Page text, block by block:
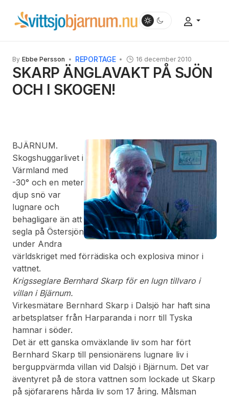
By Ebbe Persson REPORTAGE 16 december 2010
SKARP ÄNGLAVAKT PÅ SJÖN
OCH I SKOGEN!
BJÄRNUM.
Skogshuggarlivet i
Värmland med
-30° och en meter
djup snö var
lugnare och
behagligare än att
segla på Östersjön
under Andra
världskriget med förrädiska och explosiva minor i
vattnet.
Krigsseglare Bernhard Skarp för en lugn tillvaro i
villan i Bjärnum.
Virkesmätare Bernhard Skarp i Dalsjö har haft sina
arbetsplatser från Harparanda i norr till Tyska
hamnar i söder.
Det är ett ganska omväxlande liv som har fört
Bernhard Skarp till pensionärens lugnare liv i
berguppvärmda villan vid Dalsjö i Bjärnum. Det var
äventyret på de stora vattnen som lockade ut Skarp
på sjöfararens hårda liv som 17 åring. Målsman